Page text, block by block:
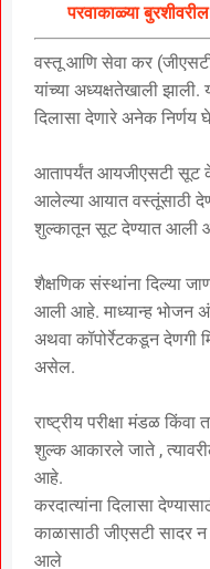
परवाकाळ्या
वस्तू आणि सेवा कर
यांच्या अध्यक्षतेखाली झाली.
दिलासा देणारे अनेक निर्णय
आतापर्यंत आयजीएसटी सूट
आलेल्या आयात वस्तूंसाठी
शुल्कातून सूट देण्यात आली
शैक्षणिक संस्थांना दिल्या
आली आहे. माध्यान्ह भोजन
अथवा कॉपोर्रेटकडून
असेल.
राष्ट्रीय परीक्षा मंडळ
शुल्क आकारले जाते ,
आहे.
करदात्यांना दिलासा
काळासाठी जीएसटी सादर
आले